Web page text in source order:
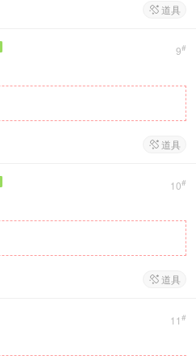
 道具
9#
 道具
10#
 道具
11 #